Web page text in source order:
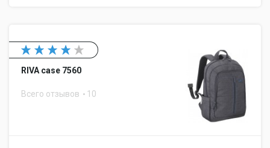
RIVA case 7560
Всего отзывов 10